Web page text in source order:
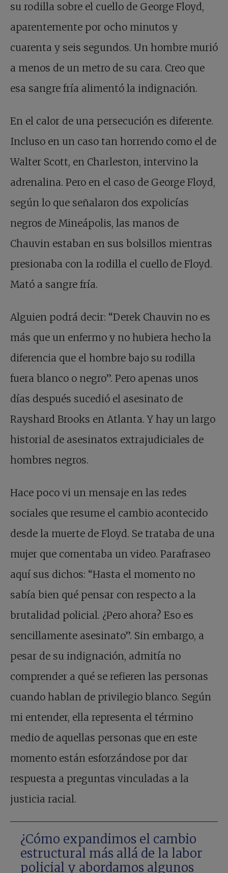
su rodilla sobre el cuello de George Floyd,
aparentemente por ocho minutos y
cuarenta y seis segundos. Un hombre murió
a menos de un metro de su cara. Creo que
esa sangre fría alimentó la indignación.
En el calor de una persecución es diferente.
Incluso en un caso tan horrendo como el de
Walter Scott, en Charleston, intervino la
adrenalina. Pero en el caso de George Floyd,
según lo que señalaron dos expolicías
negros de Mineápolis, las manos de
Chauvin estaban en sus bolsillos mientras
presionaba con la rodilla el cuello de Floyd.
Mató a sangre fría.
Alguien podrá decir: “Derek Chauvin no es
más que un enfermo y no hubiera hecho la
diferencia que el hombre bajo su rodilla
fuera blanco o negro”. Pero apenas unos
días después sucedió el asesinato de
Rayshard Brooks en Atlanta. Y hay un largo
historial de asesinatos extrajudiciales de
hombres negros.
Hace poco vi un mensaje en las redes
sociales que resume el cambio acontecido
desde la muerte de Floyd. Se trataba de una
mujer que comentaba un video. Parafraseo
aquí sus dichos: “Hasta el momento no
sabía bien qué pensar con respecto a la
brutalidad policial. ¿Pero ahora? Eso es
sencillamente asesinato”. Sin embargo, a
pesar de su indignación, admitía no
comprender a qué se refieren las personas
cuando hablan de privilegio blanco. Según
mi entender, ella representa el término
medio de aquellas personas que en este
momento están esforzándose por dar
respuesta a preguntas vinculadas a la
justicia racial.
¿Cómo expandimos el cambio
estructural más allá de la labor
policial y abordamos algunos